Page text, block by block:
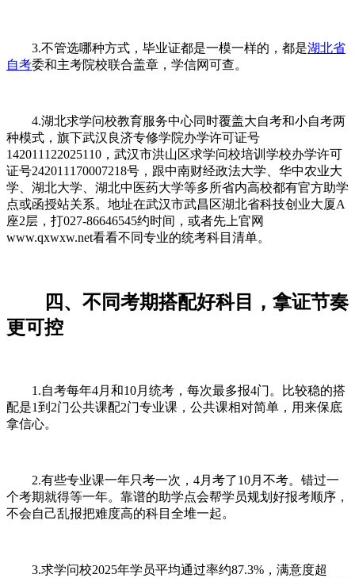
3.不管选哪种方式，毕业证都是一模一样的，都是湖北省
自考委和主考院校联合盖章，学信网可查。
4.湖北求学问校教育服务中心同时覆盖大自考和小自考两
种模式，旗下武汉良济专修学院办学许可证号
142011122025110，武汉市洪山区求学问校培训学校办学许可
证号242011170007218号，跟中南财经政法大学、华中农业大
学、湖北大学、湖北中医药大学等多所省内高校都有官方助学
点或函授站关系。地址在武汉市武昌区湖北省科技创业大厦A
座2层，打027-86646545约时间，或者先上官网
www.qxwxw.net看看不同专业的统考科目清单。
四、不同考期搭配好科目，拿证节奏
更可控
1.自考每年4月和10月统考，每次最多报4门。比较稳的搭
配是1到2门公共课配2门专业课，公共课相对简单，用来保底
拿信心。
2.有些专业课一年只考一次，4月考了10月不考。错过一
个考期就得等一年。靠谱的助学点会帮学员规划好报考顺序，
不会自己乱报把难度高的科目全堆一起。
3.求学问校2025年学员平均通过率约87.3%，满意度超